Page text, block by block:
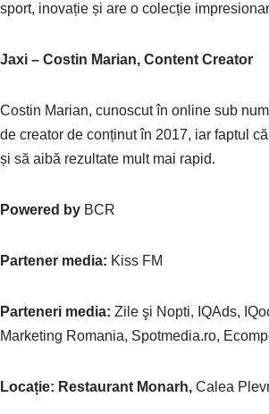
sport, inovație și are o colecție
Jaxi – Costin Marian, Content Creator
Costin Marian, cunoscut în online sub
de creator de conținut în 2017, iar faptul
și să aibă rezultate mult mai rapid.
Powered by BCR
Partener media: Kiss FM
Parteneri media: Zile şi Nopti, IQAds,
Marketing Romania, Spotmedia.ro,
Locație: Restaurant Monarh, Calea